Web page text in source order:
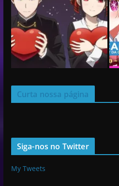
Curta nossa página
Siga-nos no Twitter
My Tweets